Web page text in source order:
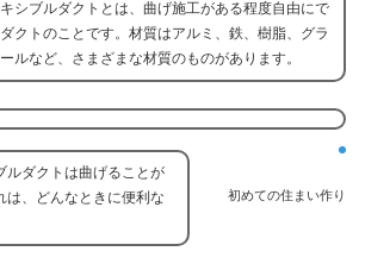
シブルダクトとは、曲げ施工がある程度自由にで
クトのことです。材質はアルミ、鉄、樹脂、グラ
ルなど、さまざまな材質のものがあります。
初めての住まい作り
ルダクトは曲げることが
は、どんなときに便利な